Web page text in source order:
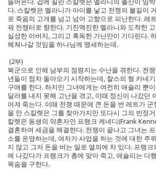
다. 스칼렛은 멜라니가 아이를 낳고 전쟁의 불길이
로 죽음의 고개를 넘고 넘어 고향으로 피난한다. 레
꿔 전쟁터로 향한다. 기진맥진한 멜라니와 도착한
실성한 아버지, 그리고 혹독한 가난만이 기다린다.
헤쳐나갈 것임을 하나님께 맹세하는데.
(2부)
북군으로 인해 남부의 점령지는 수난을 겪한다. 전
년들이 점차 돌아오기 시작하는데, 찰스의 형 카네
구애를 한다. 하지만 그녀에게는 여전히 애슐리 뿐
달러를 내지 못해 고난을 겪고, 이때 정신이 나갔던
어져 죽는다. 이때 전쟁 때문에 큰 돈을 번 레트가
을 안 스칼렛은 그를 찾아가지만 또다시 그의 빈정
칼렛은 동생의 약혼자인 프랭크 케네디(Frank
결혼하여 세금을 해결한다. 전쟁이 끝나고 그녀는
소를 운영하는데, 여자가 사업을 하는 것에 대한 주
지 않고 그저 돈을 버는 일로 열의에 차 있다. 프랭
에 나갔다가 프랭크가 총에 맞아 죽고, 애슐리는 다
목숨을 구한다.